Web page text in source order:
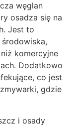
węglan
osadza się na
Jest to
komercyjne
Dodatkowo
co jest
gdzie
i osady